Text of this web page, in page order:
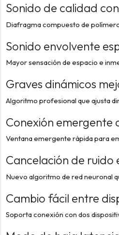
Sonido de calidad
Diafragma compuesto de
Sonido envolvente
Mayor sensación de espacio e
Graves dinámicos
Algoritmo profesional que ajusta
Conexión emergente
Ventana emergente rápida para
Cancelación de ruido
Nuevo algoritmo de red neuronal
Cambio fácil entre
Soporta conexión con dos